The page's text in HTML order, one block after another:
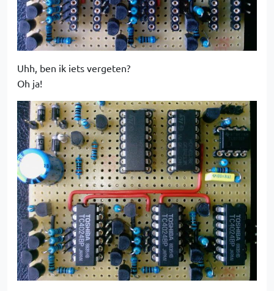
Uhh, ben ik iets vergeten?
Oh ja!